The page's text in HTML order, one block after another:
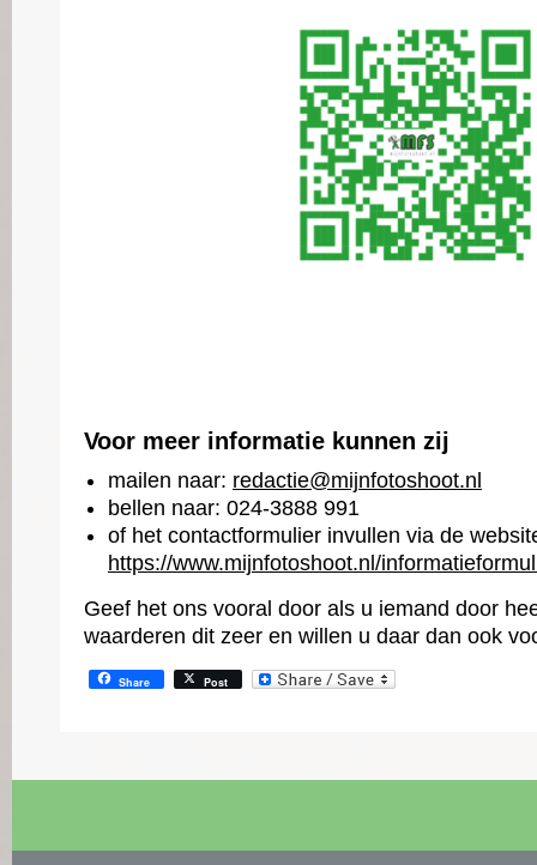
Voor meer informatie kunnen zij
mailen naar: redactie@mijnfotoshoot.nl
bellen naar: 024-3888 991
of het contactformulier invullen via de
https://www.mijnfotoshoot.nl/
Geef het ons vooral door als u iemand door
waarderen dit zeer en willen u daar dan ook
Share Post